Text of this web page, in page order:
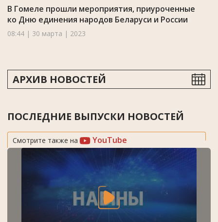
В Гомеле прошли мероприятия, приуроченные
ко Дню единения народов Беларуси и России
08:44 | 30 марта | 2023
АРХИВ НОВОСТЕЙ
ПОСЛЕДНИЕ ВЫПУСКИ НОВОСТЕЙ
Смотрите также на YouTube